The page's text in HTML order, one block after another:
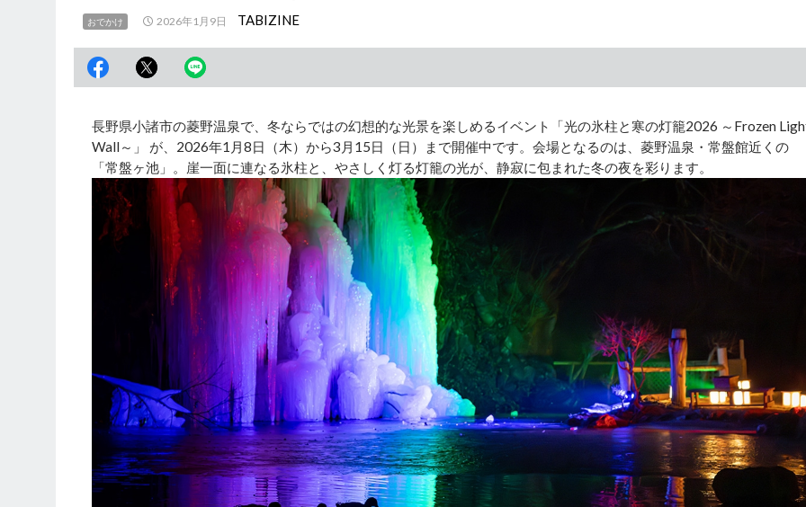
おでかけ 2026年1月9日 TABIZINE
長野県小諸市の菱野温泉で、冬ならではの幻想的な光景を楽しめるイベント「光の氷柱と寒の灯籠2026 ～Frozen
Wall～」 が、2026年1月8日（木）から3月15日（日）まで開催中です。会場となるのは、菱野温泉・常盤館近くの
「常盤ヶ池」。崖一面に連なる氷柱と、やさしく灯る灯籠の光が、静寂に包まれた冬の夜を彩ります。